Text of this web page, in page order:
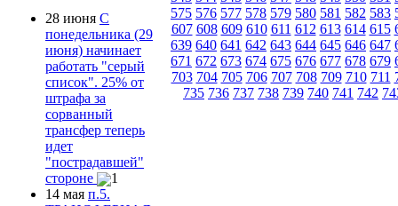
28 июня С
понедельника (29
июня) начинает
работать "серый
список". 25% от
штрафа за
сорванный
трансфер теперь
идет
"пострадавшей"
стороне
1
14 мая п.5.
575 576 577 578 579 580 581 582 583
607 608 609 610 611 612 613 614 615
639 640 641 642 643 644 645 646 647
671 672 673 674 675 676 677 678 679
703 704 705 706 707 708 709 710 711
735 736 737 738 739 740 741 742